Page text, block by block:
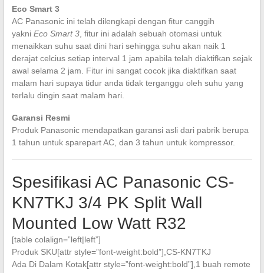
Eco Smart 3
AC Panasonic ini telah dilengkapi dengan fitur canggih
yakni Eco Smart 3, fitur ini adalah sebuah otomasi untuk
menaikkan suhu saat dini hari sehingga suhu akan naik 1
derajat celcius setiap interval 1 jam apabila telah diaktifkan sejak
awal selama 2 jam. Fitur ini sangat cocok jika diaktifkan saat
malam hari supaya tidur anda tidak terganggu oleh suhu yang
terlalu dingin saat malam hari.
Garansi Resmi
Produk Panasonic mendapatkan garansi asli dari pabrik berupa
1 tahun untuk sparepart AC, dan 3 tahun untuk kompressor.
Spesifikasi AC Panasonic CS-
KN7TKJ 3/4 PK Split Wall
Mounted Low Watt R32
[table colalign=”left|left”]
Produk SKU[attr style=”font-weight:bold”],CS-KN7TKJ
Ada Di Dalam Kotak[attr style=”font-weight:bold”],1 buah remote